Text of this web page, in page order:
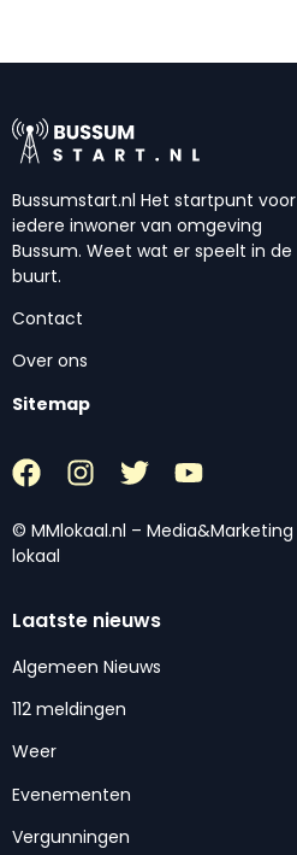
Bussumstart.nl Het startpunt voor
iedere inwoner van omgeving
Bussum. Weet wat er speelt in de
buurt.
Contact
Over ons
Sitemap
© MMlokaal.nl – Media&Marketing
lokaal
Laatste nieuws
Algemeen Nieuws
112 meldingen
Weer
Evenementen
Vergunningen